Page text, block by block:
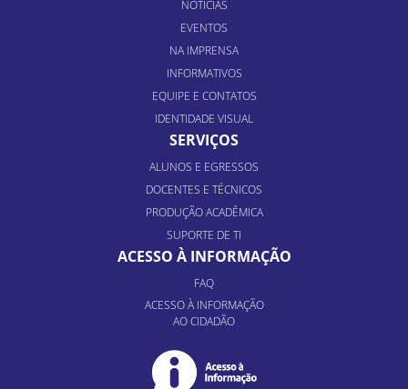
NOTÍCIAS
EVENTOS
NA IMPRENSA
INFORMATIVOS
EQUIPE E CONTATOS
IDENTIDADE VISUAL
SERVIÇOS
ALUNOS E EGRESSOS
DOCENTES E TÉCNICOS
PRODUÇÃO ACADÊMICA
SUPORTE DE TI
ACESSO À INFORMAÇÃO
FAQ
ACESSO À INFORMAÇÃO
AO CIDADÃO